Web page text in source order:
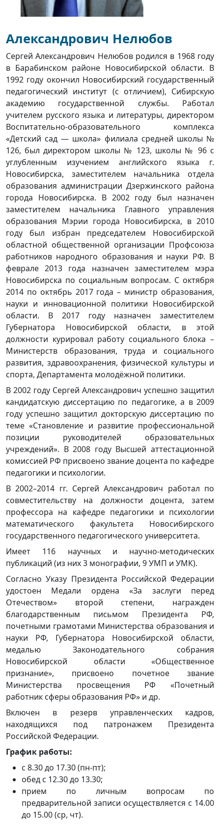
Александрович Нелюбов
Сергей Александрович Нелюбов родился в 1968 году
в Барабинском районе Новосибирской области. В
1992 году окончил Новосибирский государственный
педагогический институт (с отличием), Сибирскую
академию государственной службы. Работал
учителем русского языка и литературы, директором
Воспитательно-образовательного комплекса
«Детский сад — школа» филиала средней школы №
126, был директором школы № 123, школы № 96 с
углубленным изучением английского языка г.
Новосибирска, заместителем начальника отдела
образования администрации Дзержинского района
города Новосибирска. В 2002 году был назначен
заместителем начальника Главного управления
образования Мэрии города Новосибирска, в 2010
году был избран председателем Новосибирской
областной общественной организации Профсоюза
работников народного образования и науки РФ. В
феврале 2013 года назначен заместителем мэра
Новосибирска по социальным вопросам. С октября
2014 по октябрь 2017 года – министр образования,
науки и инновационной политики Новосибирской
области. В 2017 году назначен заместителем
Губернатора Новосибирской области, в этой
должности курировал работу социального блока –
Министерств образования, труда и социального
развития, здравоохранения, физической культуры и
спорта, Департамента молодёжной политики.
В 2002 году Сергей Александрович успешно защитил
кандидатскую диссертацию по педагогике, а в 2009
году успешно защитил докторскую диссертацию по
теме «Становление и развитие профессиональной
позиции руководителей образовательных
учреждений». В 2008 году Высшей аттестационной
комиссией РФ присвоено звание доцента по кафедре
педагогики и психологии.
В 2002–2014 гг. Сергей Александрович работал по
совместительству на должности доцента, затем
профессора на кафедре педагогики и психологии
математического факультета Новосибирского
государственного педагогического университета.
Имеет 116 научных и научно-методических
публикаций (из них 3 монографии, 9 УМП и УМК).
Согласно Указу Президента Российской Федерации
удостоен Медали ордена «За заслуги перед
Отечеством» второй степени, награжден
благодарственным письмом Президента РФ,
почетными грамотами Министерства образования и
науки РФ, Губернатора Новосибирской области,
медалью Законодательного собрания
Новосибирской области «Общественное
признание», присвоено почетное звание
Министерства просвещения РФ «Почетный
работник сферы образования РФ» и др.
Включен в резерв управленческих кадров,
находящихся под патронажем Президента
Российской Федерации.
График работы:
с 8.30 до 17.30 (пн-пт);
обед с 12.30 до 13.30;
прием по личным вопросам по
предварительной записи осуществляется с 14.00
до 15.00 (ср, чт).